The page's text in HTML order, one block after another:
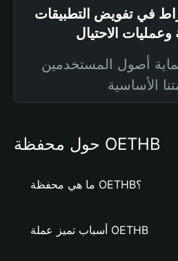
في تفويض التطبيقات
وعمليات الاحتيال
أصول المستخدمين
حول محفظة OETHB
ما هي محفظة OETHB؟
أسباب تميز عملة OETHB